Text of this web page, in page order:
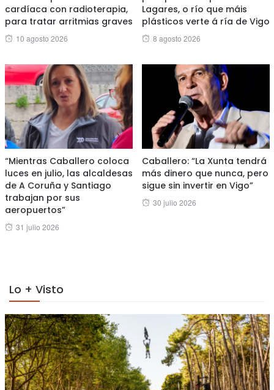
cardíaca con radioterapia,
para tratar arritmias graves
Posted
10 agosto 2026
Lagares, o río que máis
plásticos verte á ría de Vigo
Posted
8 agosto 2026
“Mientras Caballero coloca
luces en julio, las alcaldesas
de A Coruña y Santiago
trabajan por sus
aeropuertos”
Posted
31 julio 2026
Caballero: “La Xunta tendrá
más dinero que nunca, pero
sigue sin invertir en Vigo”
Posted
30 julio 2026
Lo + Visto